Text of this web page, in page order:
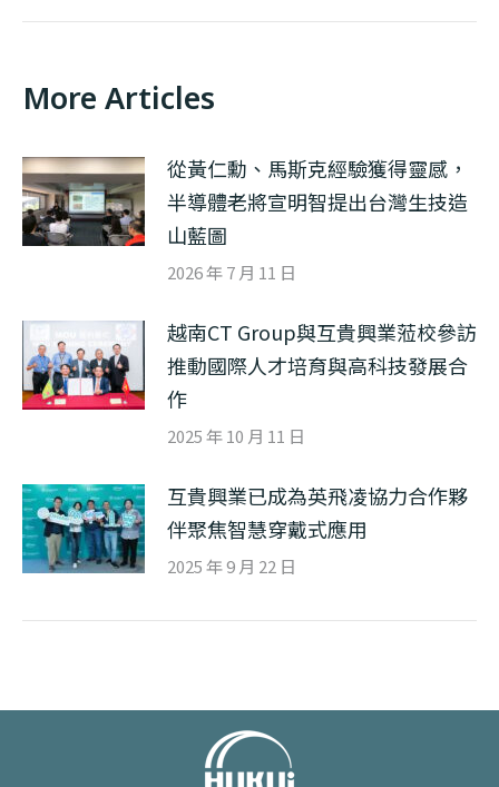
More Articles
從黃仁勳、馬斯克經驗獲得靈感，
半導體老將宣明智提出台灣生技造
山藍圖
2026 年 7 月 11 日
越南CT Group與互貴興業蒞校參訪
推動國際人才培育與高科技發展合
作
2025 年 10 月 11 日
互貴興業已成為英飛凌協力合作夥
伴聚焦智慧穿戴式應用
2025 年 9 月 22 日